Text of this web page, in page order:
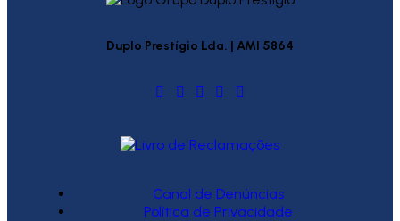
Duplo Prestígio Lda. | AMI 5864
Canal de Denúncias
Política de Privacidade